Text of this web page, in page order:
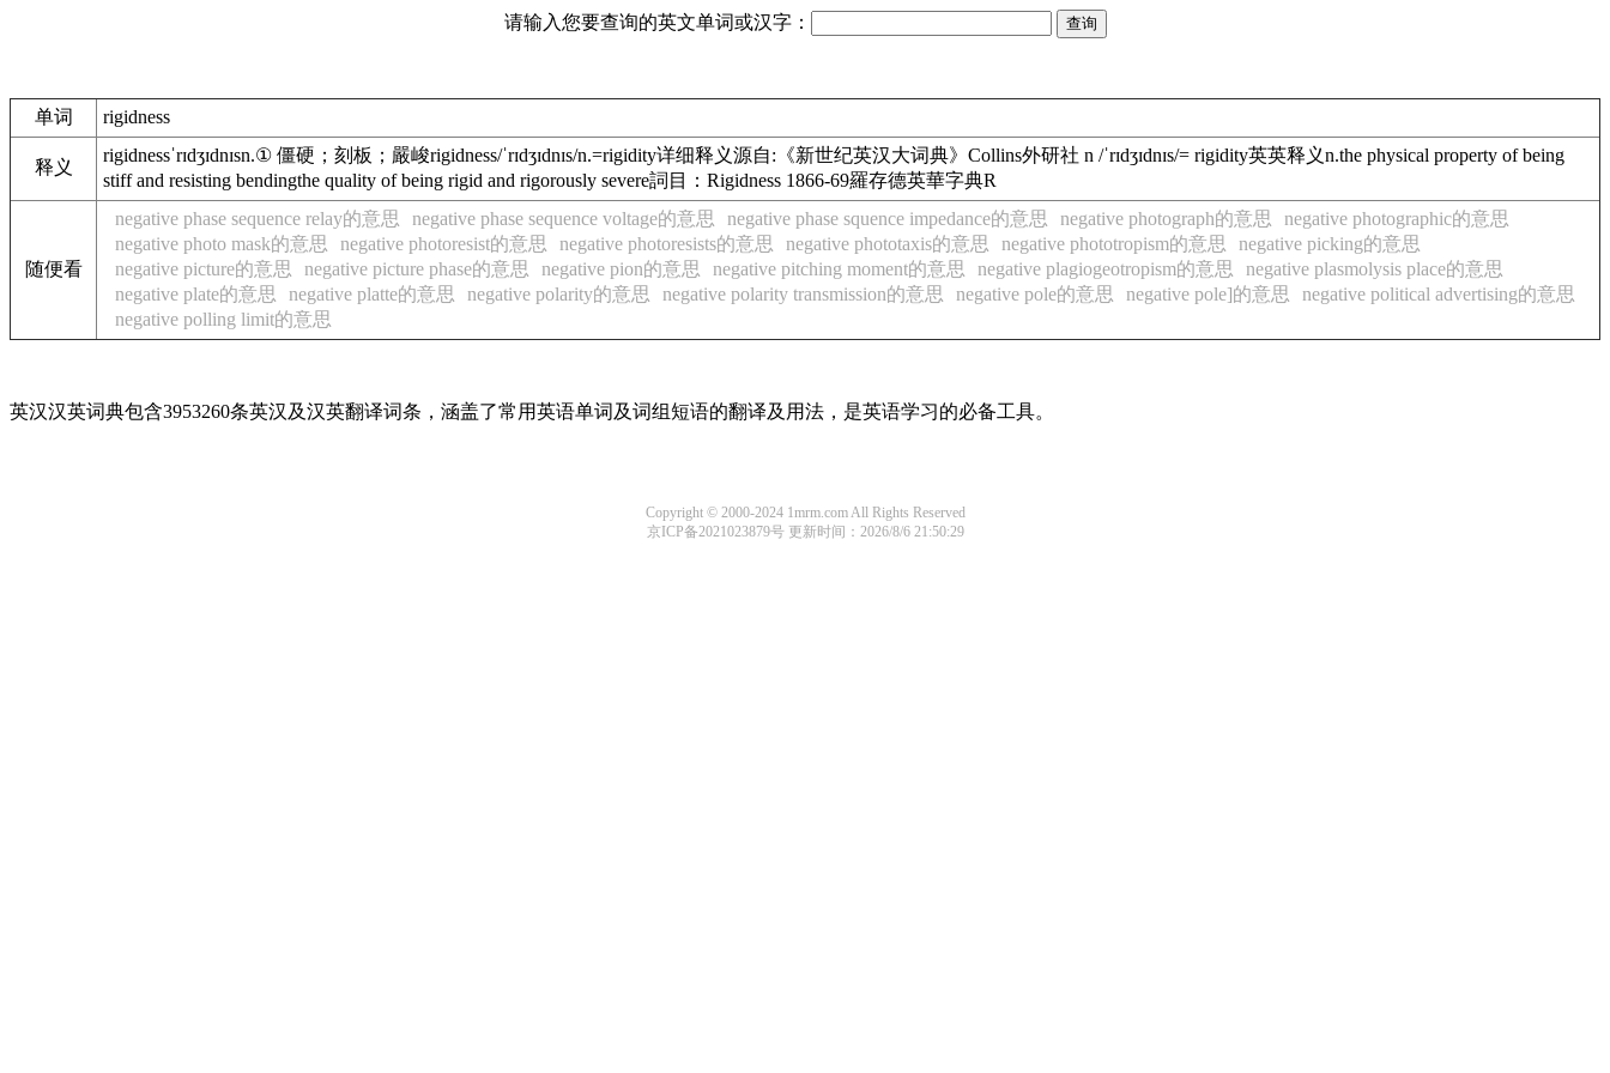
请输入您要查询的英文单词或汉字：
单词 rigidness
释义
rigidnessˈrɪdʒɪdnɪsn.① 僵硬；刻板；嚴峻rigidness/ˈrɪdʒɪdnɪs/n.=rigidity详细释义源自:《新世纪英汉大词典》Collins外研社 n /ˈrɪdʒɪdnɪs/= rigidity英英释义n.the physical property of being
stiff and resisting bendingthe quality of being rigid and rigorously severe詞目：Rigidness 1866-69羅存德英華字典R
随便看
negative phase sequence relay的意思 negative phase sequence voltage的意思 negative phase squence impedance的意思 negative photograph的意思
negative photographic的意思
negative photo mask的意思
negative photoresist的意思 negative photoresists的意思 negative phototaxis的意思 negative phototropism的意思
negative picking的意思
negative picture的意思
negative picture phase的意思 negative pion的意思 negative pitching moment的意思 negative plagiogeotropism的意思
negative plasmolysis place的意思
negative plate的意思
negative platte的意思 negative polarity的意思 negative polarity transmission的意思 negative pole的意思 negative pole]的意思
negative political advertising的意思
negative polling limit的意思
英汉汉英词典包含3953260条英汉及汉英翻译词条，涵盖了常用英语单词及词组短语的翻译及用法，是英语学习的必备工具。
Copyright © 2000-2024 1mrm.com All Rights Reserved
京ICP备2021023879号 更新时间：2026/8/6 21:50:29